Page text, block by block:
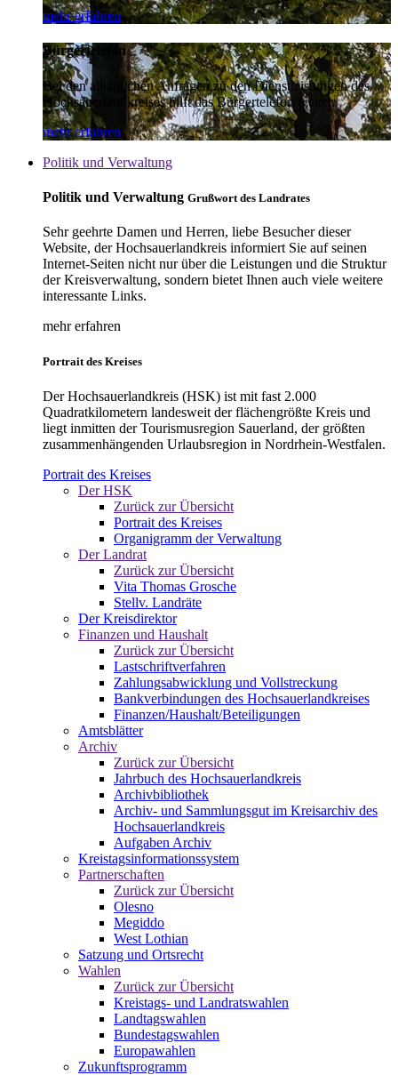
mehr erfahren
Bürgertelefon
Bei den alltäglichen Anfragen zu den Dienstleistungen des
Hochsauerlandkreises hilft das Bürgertelefon weiter.
mehr erfahren
Politik und Verwaltung
Politik und Verwaltung Grußwort des Landrates
Sehr geehrte Damen und Herren, liebe Besucher dieser
Website, der Hochsauerlandkreis informiert Sie auf seinen
Internet-Seiten nicht nur über die Leistungen und die Struktur
der Kreisverwaltung, sondern bietet Ihnen auch viele weitere
interessante Links.
mehr erfahren
Portrait des Kreises
Der Hochsauerlandkreis (HSK) ist mit fast 2.000
Quadratkilometern landesweit der flächengrößte Kreis und
liegt inmitten der Tourismusregion Sauerland, der größten
zusammenhängenden Urlaubsregion in Nordrhein-Westfalen.
Portrait des Kreises
Der HSK
Zurück zur Übersicht
Portrait des Kreises
Organigramm der Verwaltung
Der Landrat
Zurück zur Übersicht
Vita Thomas Grosche
Stellv. Landräte
Der Kreisdirektor
Finanzen und Haushalt
Zurück zur Übersicht
Lastschriftverfahren
Zahlungsabwicklung und Vollstreckung
Bankverbindungen des Hochsauerlandkreises
Finanzen/Haushalt/Beteiligungen
Amtsblätter
Archiv
Zurück zur Übersicht
Jahrbuch des Hochsauerlandkreis
Archivbibliothek
Archiv- und Sammlungsgut im Kreisarchiv des
Hochsauerlandkreis
Aufgaben Archiv
Kreistagsinformationssystem
Partnerschaften
Zurück zur Übersicht
Olesno
Megiddo
West Lothian
Satzung und Ortsrecht
Wahlen
Zurück zur Übersicht
Kreistags- und Landratswahlen
Landtagswahlen
Bundestagswahlen
Europawahlen
Zukunftsprogramm